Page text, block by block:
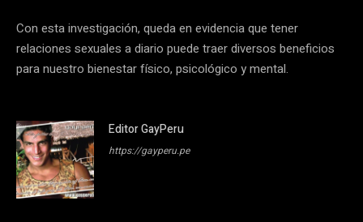
Con esta investigación, queda en evidencia que tener
relaciones sexuales a diario puede traer diversos beneficios
para nuestro bienestar físico, psicológico y mental.
Editor GayPeru
https://gayperu.pe